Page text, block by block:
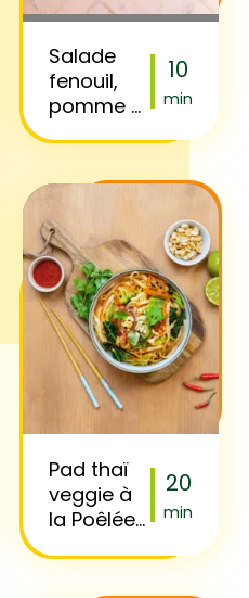
Salade
fenouil,
pomme &
graines
10
min
Pad thaï
veggie à
la Poêlée
20
min